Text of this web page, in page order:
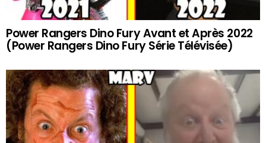
Power Rangers Dino Fury Avant et Après 2022
(Power Rangers Dino Fury Série Télévisée)